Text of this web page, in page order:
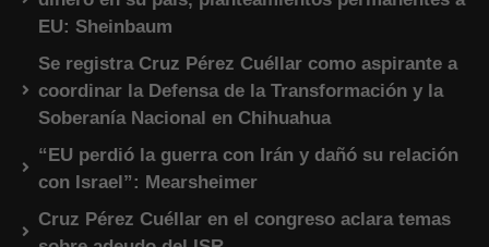
EU: Sheinbaum
Se registra Cruz Pérez Cuéllar como aspirante a
coordinar la Defensa de la Transformación y la
Soberanía Nacional en Chihuahua
“EU perdió la guerra con Irán y dañó su relación
con Israel”: Mearsheimer
Cruz Pérez Cuéllar en el congreso aclara temas